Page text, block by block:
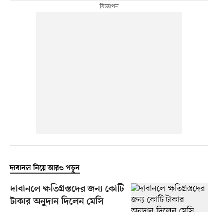
দাবানল নিয়ে আরও পড়ুন
দাবানলে ক্ষতিগ্রস্তদের জন্য কোটি
টাকার অনুদান দিলেন মেসি